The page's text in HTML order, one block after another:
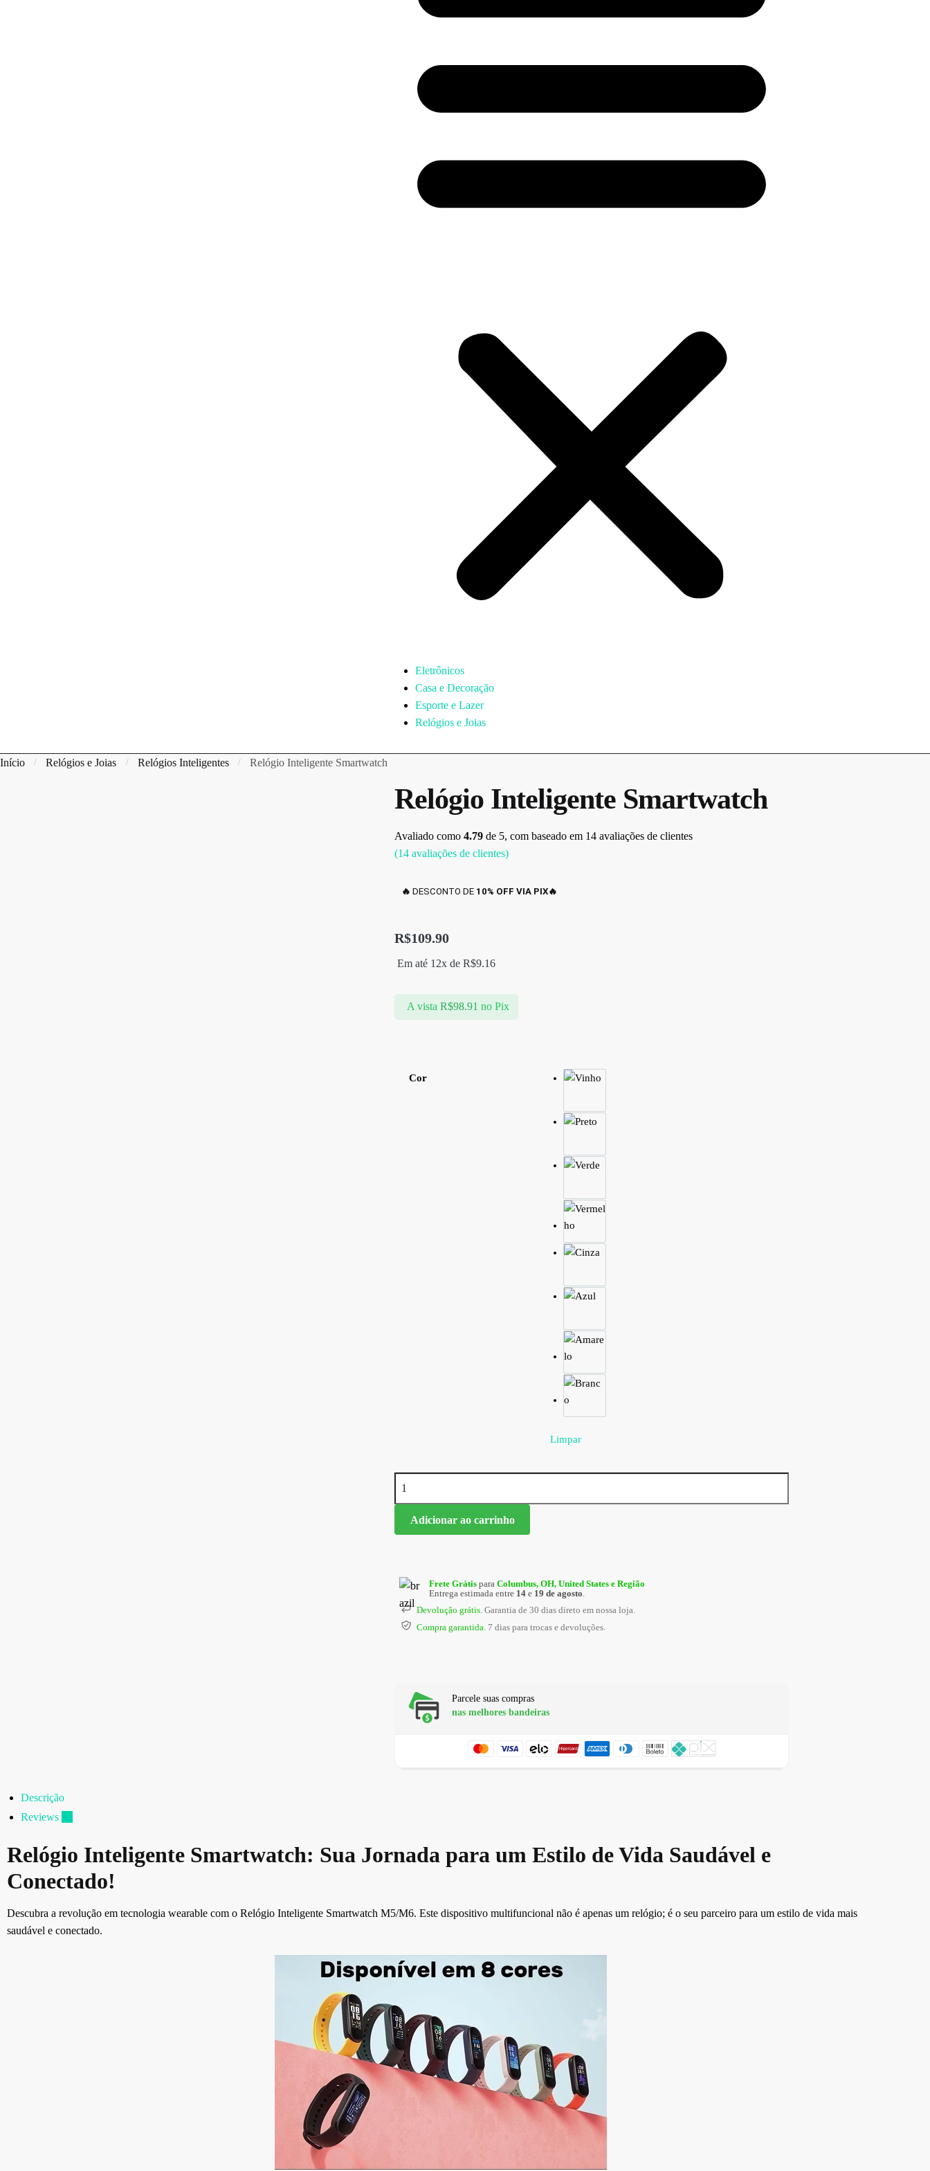
Eletrônicos
Casa e Decoração
Esporte e Lazer
Relógios e Joias
Início / Relógios e Joias / Relógios Inteligentes / Relógio Inteligente Smartwatch
Relógio Inteligente Smartwatch
Avaliado como 4.79 de 5, com baseado em 14 avaliações de clientes
(14 avaliações de clientes)
🔥 DESCONTO DE 10% OFF VIA PIX🔥
R$109.90
Em até 12x de R$9.16
A vista R$98.91 no Pix
Cor
Limpar
Adicionar ao carrinho
Frete Grátis para Columbus, OH, United States e Região
Entrega estimada entre 14 e 19 de agosto.
Devolução grátis. Garantia de 30 dias direto em nossa loja.
Compra garantida. 7 dias para trocas e devoluções.
Parcele suas compras
nas melhores bandeiras
Descrição
Reviews
Relógio Inteligente Smartwatch: Sua Jornada para um Estilo de Vida Saudável e
Conectado!
Descubra a revolução em tecnologia wearable com o Relógio Inteligente Smartwatch M5/M6. Este dispositivo multifuncional não é apenas um relógio; é o seu parceiro para um estilo de vida mais
saudável e conectado.